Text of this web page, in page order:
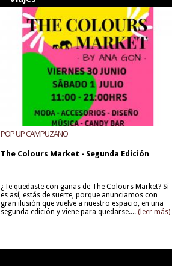
POP UP CAMPUZANO
The Colours Market - Segunda Edición
¿Te quedaste con ganas de The Colours Market? Si
es así, estás de suerte, porque anunciamos con
gran ilusión que vuelve a nuestro espacio, en una
segunda edición y viene para quedarse.... (leer más)